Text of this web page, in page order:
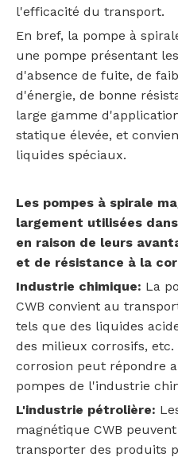
l'efficacité du transport.
En bref, la pompe à
une pompe présentant
d'absence de fuite, de
d'énergie, de bonne
large gamme
statique élevée, et
liquides spéciaux.
Les pompes à spirale
largement utilisées
en raison de leurs
et de résistance à la
Industrie chimique: La
CWB convient au
tels que des liquides
des milieux corrosifs, etc.
corrosion peut répondre
pompes de l'industrie
L'industrie pétrolière:
magnétique CWB
transporter des produits